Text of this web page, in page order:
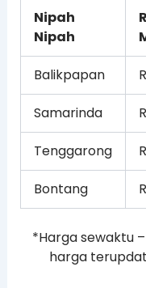
Nipah
Nipah
Balikpapan
Samarinda
Tenggarong
Bontang
*Harga sewaktu
harga